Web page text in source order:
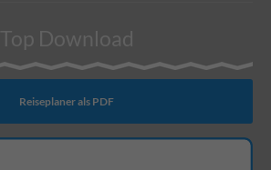
Top Download
Reiseplaner als PDF